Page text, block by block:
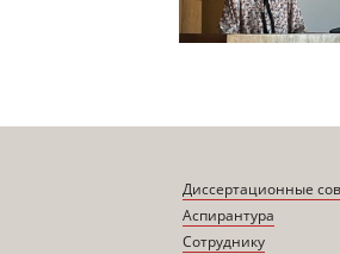
Диссертационные
Аспирантура
Сотруднику